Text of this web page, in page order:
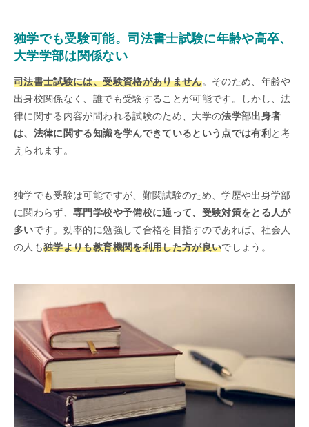
独学でも受験可能。司法書士試験に年齢や高卒、
大学学部は関係ない
司法書士試験には、受験資格がありません。そのため、年齢や
出身校関係なく、誰でも受験することが可能です。しかし、法
律に関する内容が問われる試験のため、大学の法学部出身者
は、法律に関する知識を学んできているという点では有利 と考
えられます。
独学でも受験は可能ですが、難関試験のため、学歴や出身学部
に関わらず、専門学校や予備校に通って、受験対策をとる人が
多いです。効率的に勉強して合格を目指すのであれば、社会人
の人も独学よりも教育機関を利用した方が良いでしょう。